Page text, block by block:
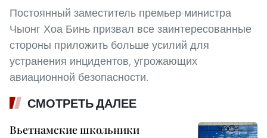
Постоянный заместитель премьер-министра
Чыонг Хоа Бинь призвал все заинтересованные
стороны приложить больше усилий для
устранения инцидентов, угрожающих
авиационной безопасности.
СМОТРЕТЬ ДАЛЕЕ
Вьетнамские школьники